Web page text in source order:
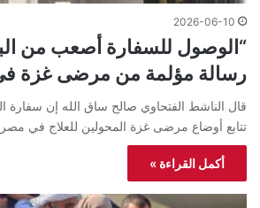
2026-06-10
“الوصول للسفارة أصعب من
رسالة مؤلمة من مرضى غزة
قال الناشط الفتحاوي صالح ساق الله إن سفارة
تتابع أوضاع مرضى غزة المحولين للعلاج في
أكمل القراءة »